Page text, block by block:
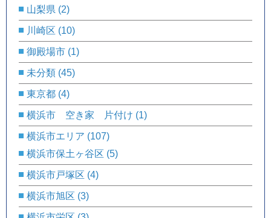
山梨県 (2)
川崎区 (10)
御殿場市 (1)
未分類 (45)
東京都 (4)
横浜市 空き家 片付け (1)
横浜市エリア (107)
横浜市保土ヶ谷区 (5)
横浜市戸塚区 (4)
横浜市旭区 (3)